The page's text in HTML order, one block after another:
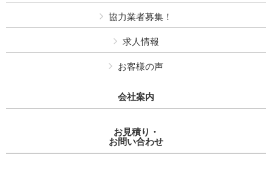
協力業者募集！
求人情報
お客様の声
会社案内
お見積り・
お問い合わせ